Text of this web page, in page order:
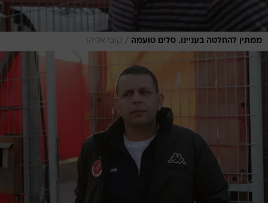
ממתין להחלטה בעניינו. סלים טועמה / קובי אליהו